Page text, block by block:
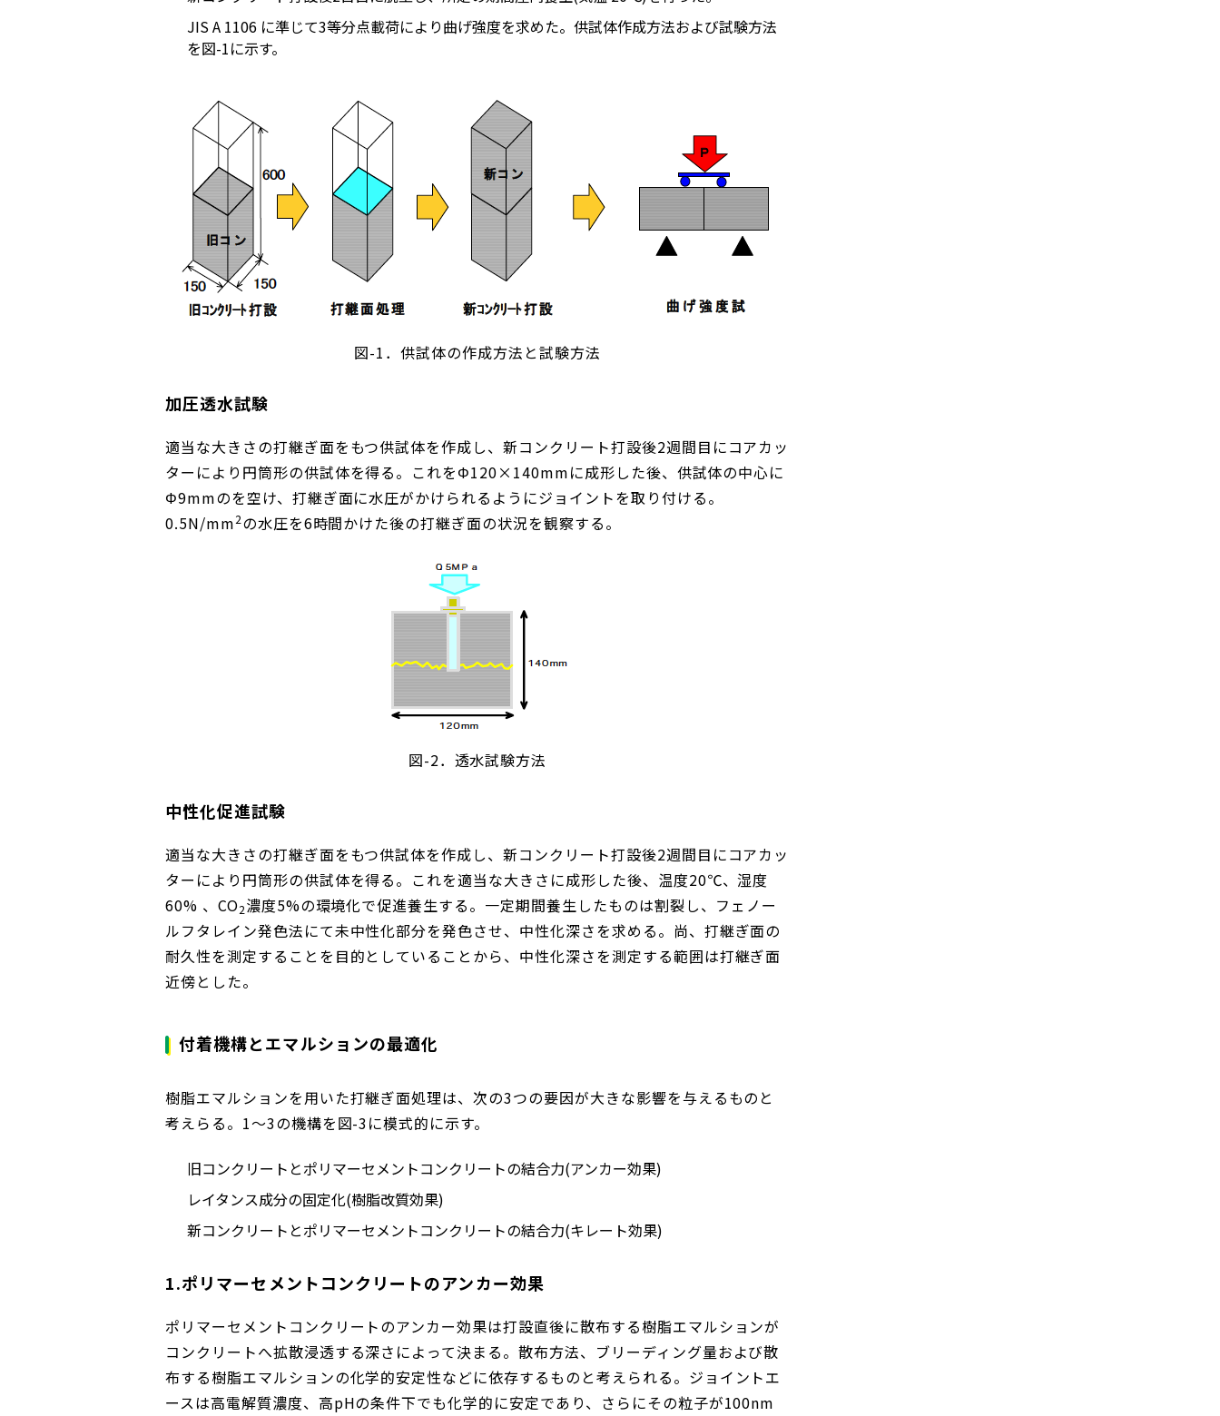
JIS A 1106 に準じて3等分点載荷により曲げ強度を求めた。供試体作成方法および試験方法
を図-1に示す。
図-1．供試体の作成方法と試験方法
加圧透水試験
適当な大きさの打継ぎ面をもつ供試体を作成し、新コンクリート打設後2週間目にコアカッ
ターにより円筒形の供試体を得る。これをΦ120×140mmに成形した後、供試体の中心に
Φ9mmのを空け、打継ぎ面に水圧がかけられるようにジョイントを取り付ける。
0.5N/mm2の水圧を6時間かけた後の打継ぎ面の状況を観察する。
図-2．透水試験方法
中性化促進試験
適当な大きさの打継ぎ面をもつ供試体を作成し、新コンクリート打設後2週間目にコアカッ
ターにより円筒形の供試体を得る。これを適当な大きさに成形した後、温度20℃、湿度
60% 、CO2濃度5%の環境化で促進養生する。一定期間養生したものは割裂し、フェノー
ルフタレイン発色法にて未中性化部分を発色させ、中性化深さを求める。尚、打継ぎ面の
耐久性を測定することを目的としていることから、中性化深さを測定する範囲は打継ぎ面
近傍とした。
付着機構とエマルションの最適化
樹脂エマルションを用いた打継ぎ面処理は、次の3つの要因が大きな影響を与えるものと
考えらる。1～3の機構を図-3に模式的に示す。
旧コンクリートとポリマーセメントコンクリートの結合力(アンカー効果)
レイタンス成分の固定化(樹脂改質効果)
新コンクリートとポリマーセメントコンクリートの結合力(キレート効果)
1.ポリマーセメントコンクリートのアンカー効果
ポリマーセメントコンクリートのアンカー効果は打設直後に散布する樹脂エマルションが
コンクリートへ拡散浸透する深さによって決まる。散布方法、ブリーディング量および散
布する樹脂エマルションの化学的安定性などに依存するものと考えられる。ジョイントエ
ースは高電解質濃度、高pHの条件下でも化学的に安定であり、さらにその粒子が100nm